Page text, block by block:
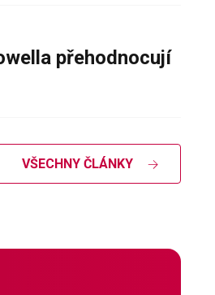
přehodnocují
VŠECHNY ČLÁNKY